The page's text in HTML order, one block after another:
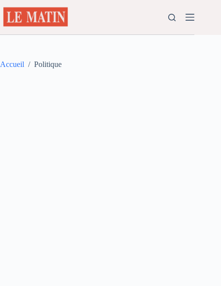
au
contenu
Accueil / Politique